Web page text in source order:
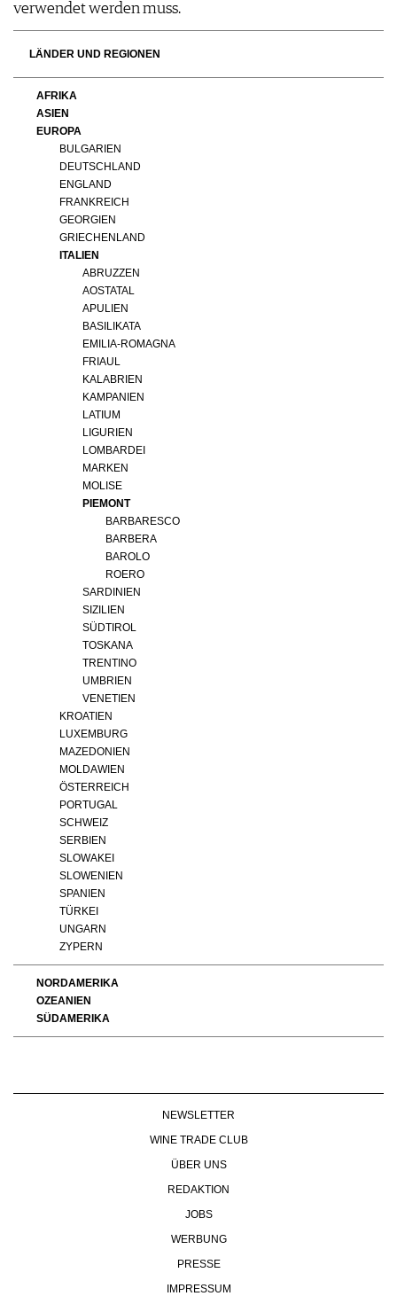
verwendet werden muss.
LÄNDER UND REGIONEN
AFRIKA
ASIEN
EUROPA
BULGARIEN
DEUTSCHLAND
ENGLAND
FRANKREICH
GEORGIEN
GRIECHENLAND
ITALIEN
ABRUZZEN
AOSTATAL
APULIEN
BASILIKATA
EMILIA-ROMAGNA
FRIAUL
KALABRIEN
KAMPANIEN
LATIUM
LIGURIEN
LOMBARDEI
MARKEN
MOLISE
PIEMONT
BARBARESCO
BARBERA
BAROLO
ROERO
SARDINIEN
SIZILIEN
SÜDTIROL
TOSKANA
TRENTINO
UMBRIEN
VENETIEN
KROATIEN
LUXEMBURG
MAZEDONIEN
MOLDAWIEN
ÖSTERREICH
PORTUGAL
SCHWEIZ
SERBIEN
SLOWAKEI
SLOWENIEN
SPANIEN
TÜRKEI
UNGARN
ZYPERN
NORDAMERIKA
OZEANIEN
SÜDAMERIKA
NEWSLETTER
WINE TRADE CLUB
ÜBER UNS
REDAKTION
JOBS
WERBUNG
PRESSE
IMPRESSUM